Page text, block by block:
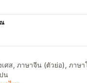
ศส, ภาษาจีน (ตัวย่อ), ภาษา
น